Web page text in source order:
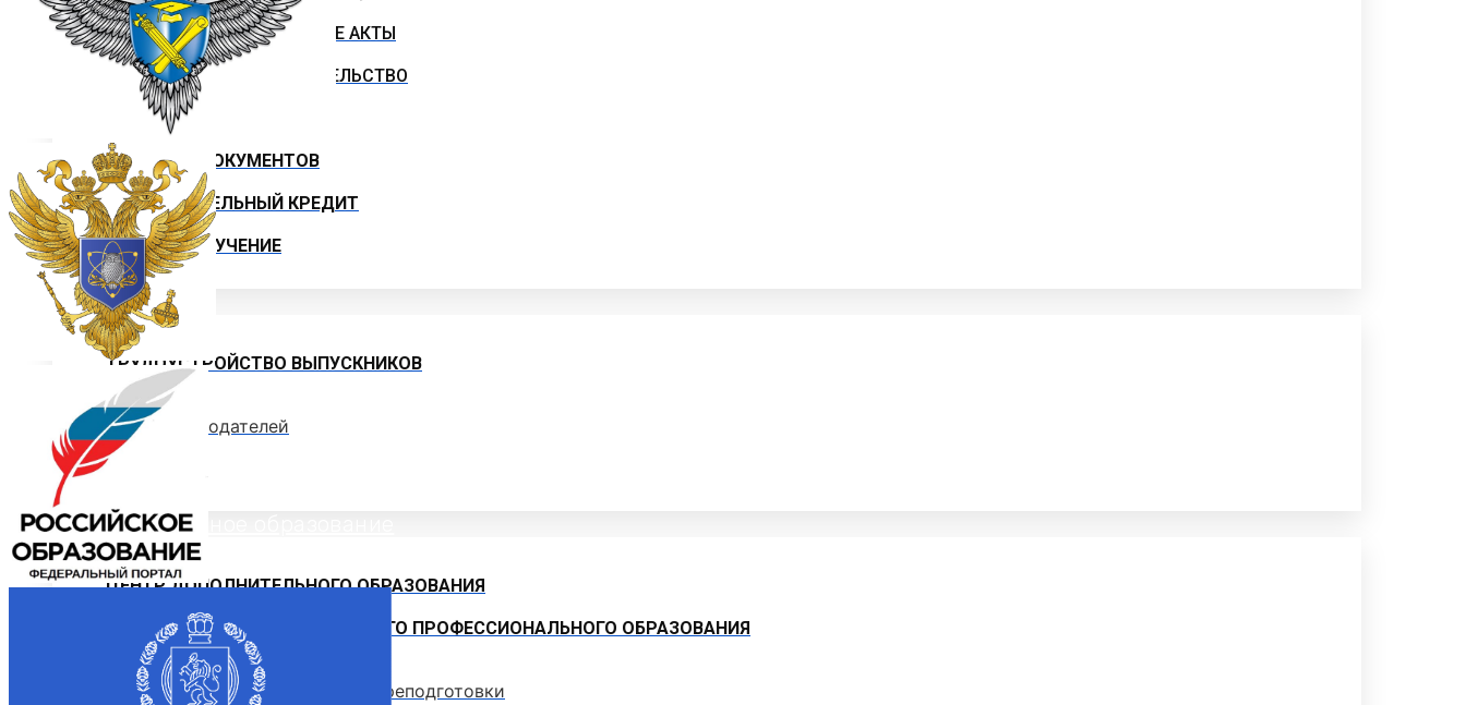
ЛОКАЛЬНЫЕ НОРМАТИВНЫЕ АКТЫ
РОССИЙСКОЕ ЗАКОНОДАТЕЛЬСТВО
ИНСТРУКЦИИ
ОБРАЗЦЫ ДОКУМЕНТОВ
ОБРАЗОВАТЕЛЬНЫЙ КРЕДИТ
ЦЕЛЕВОЕ ОБУЧЕНИЕ
Выпускнику
ТРУДОУСТРОЙСТВО ВЫПУСКНИКОВ
Отзывы работодателей
Выпускники
Дополнительное образование
ЦЕНТР ДОПОЛНИТЕЛЬНОГО ОБРАЗОВАНИЯ
ПРОГРАММЫ ДОПОЛНИТЕЛЬНОГО ПРОФЕССИОНАЛЬНОГО ОБРАЗОВАНИЯ
Программы профессиональной переподготовки